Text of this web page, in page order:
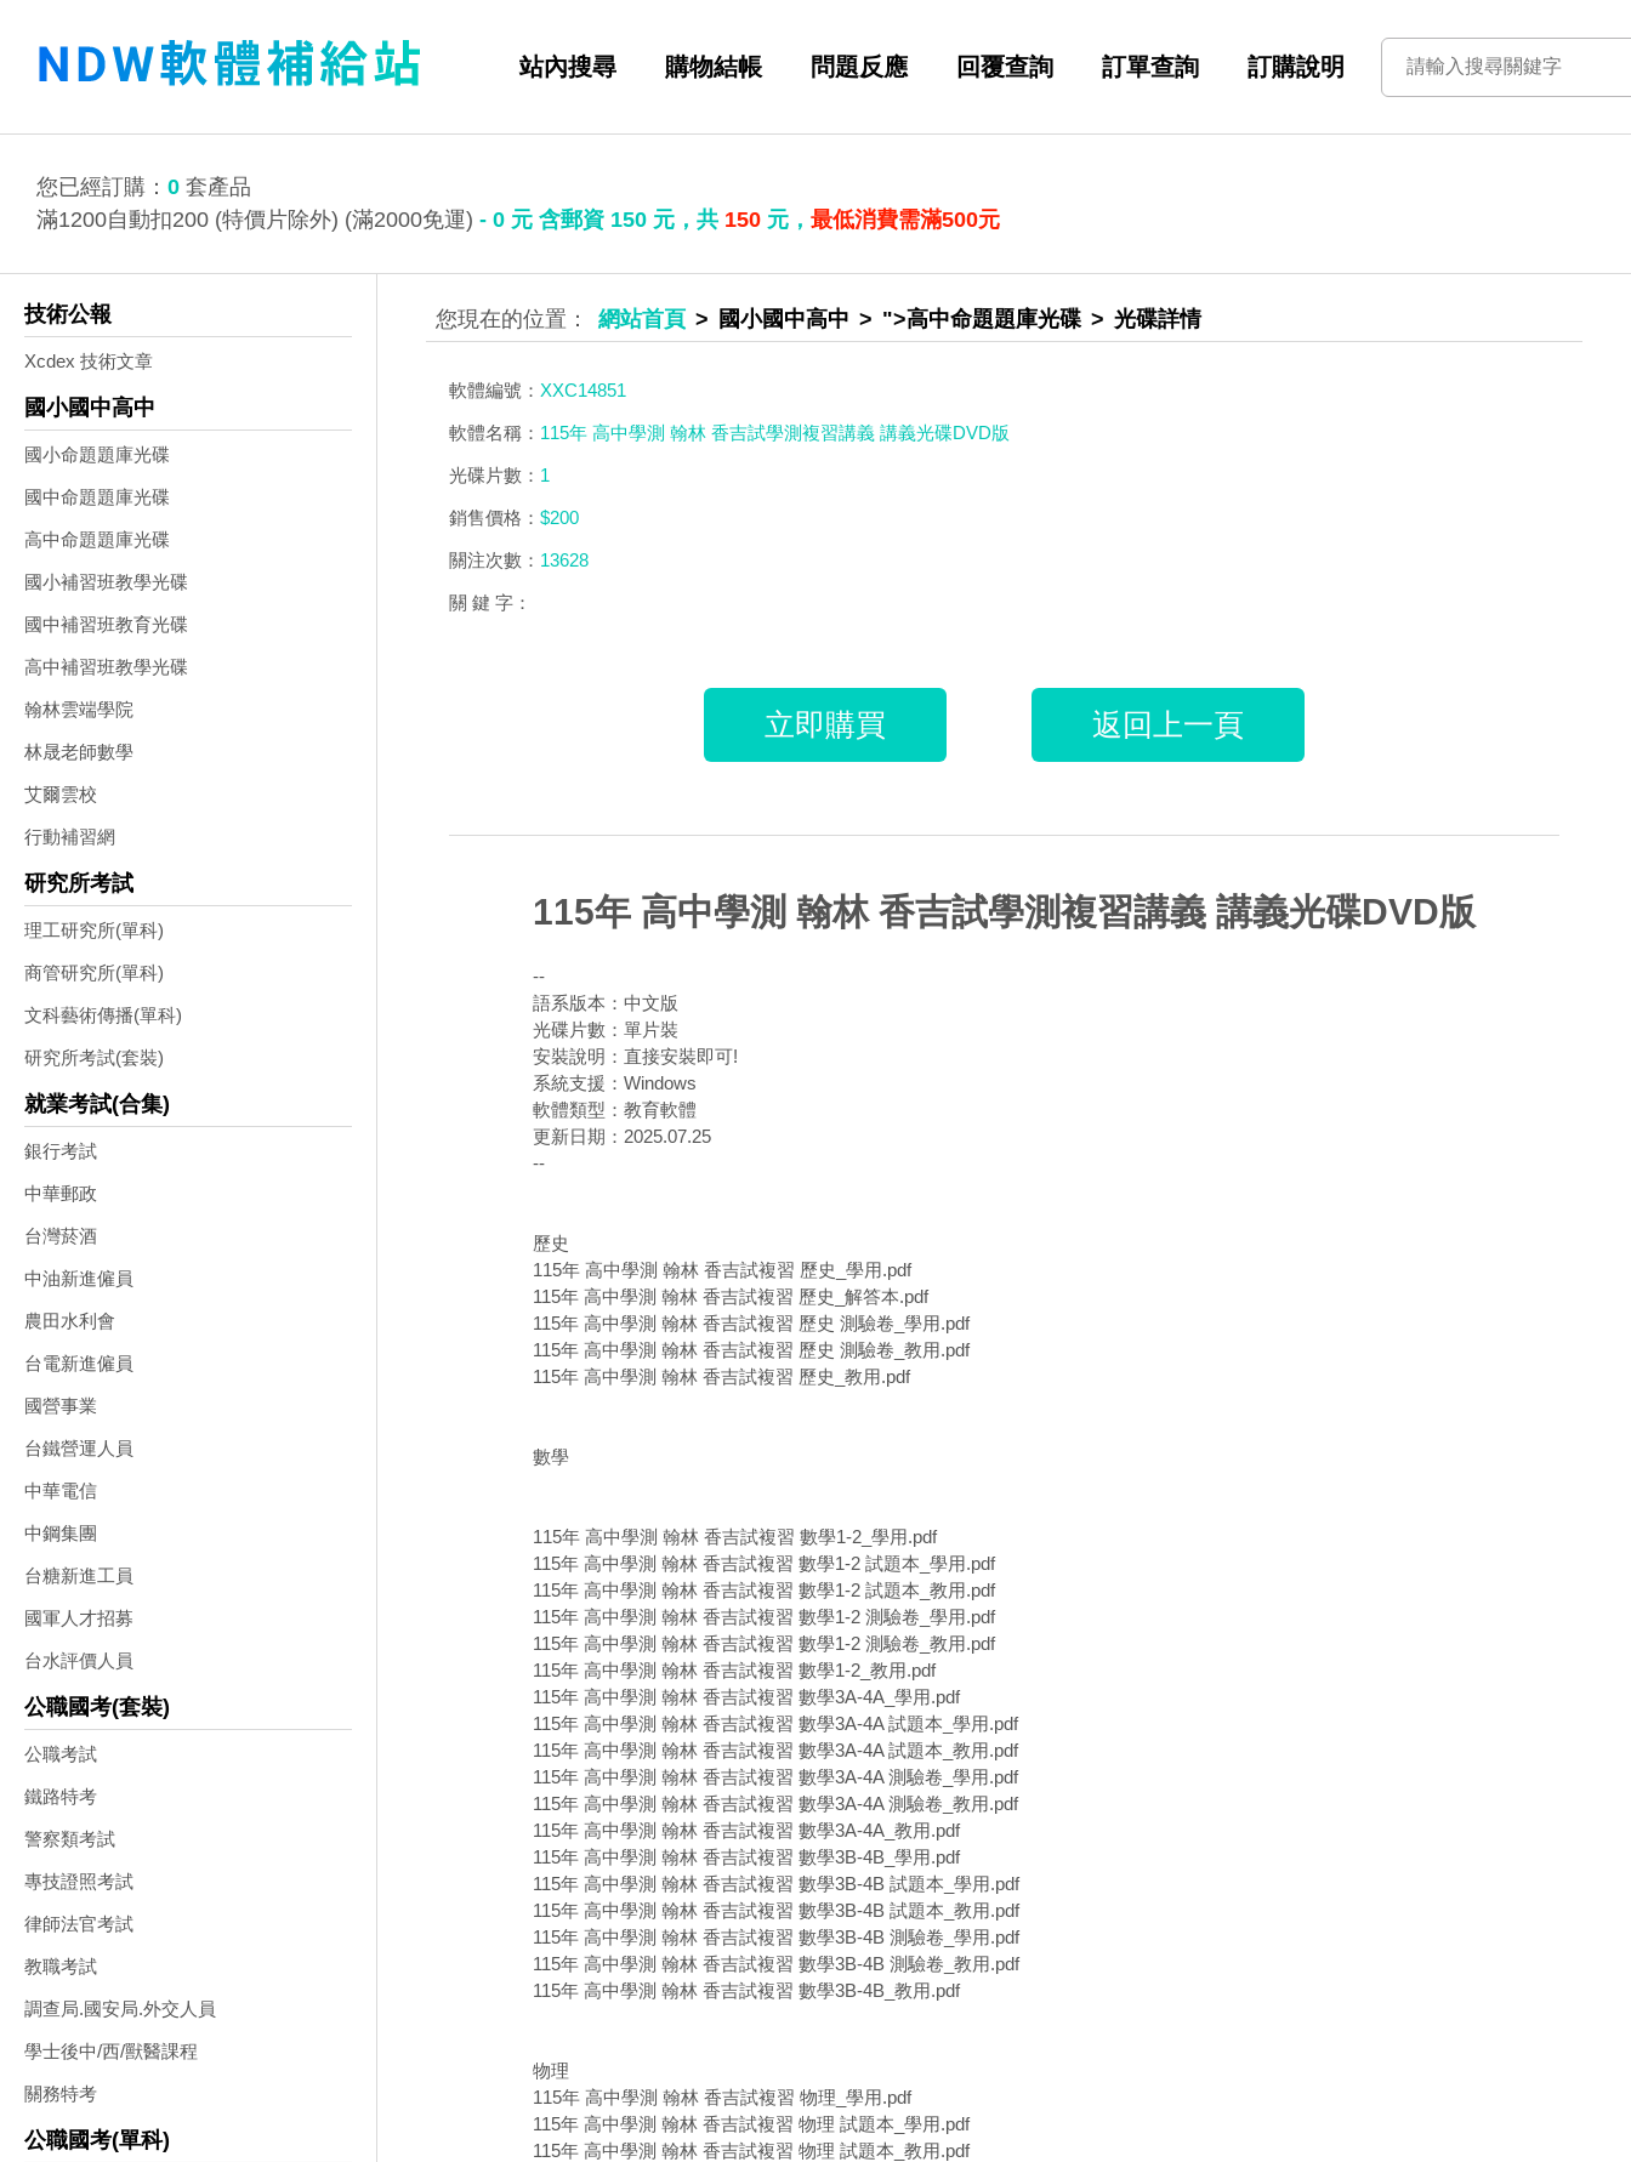
站內搜尋 購物結帳 問題反應 回覆查詢 訂單查詢 訂購說明
您已經訂購： 0 套產品
滿1200自動扣200 (特價片除外) (滿2000免運) - 0 元 含郵資 150 元，共 150 元， 最低消費需滿500元
技術公報
Xcdex 技術文章
國小國中高中
國小命題題庫光碟
國中命題題庫光碟
高中命題題庫光碟
國小補習班教學光碟
國中補習班教育光碟
高中補習班教學光碟
翰林雲端學院
林晟老師數學
艾爾雲校
行動補習網
研究所考試
理工研究所(單科)
商管研究所(單科)
文科藝術傳播(單科)
研究所考試(套裝)
就業考試(合集)
銀行考試
中華郵政
台灣菸酒
中油新進僱員
農田水利會
台電新進僱員
國營事業
台鐵營運人員
中華電信
中鋼集團
台糖新進工員
國軍人才招募
台水評價人員
公職國考(套裝)
公職考試
鐵路特考
警察類考試
專技證照考試
律師法官考試
教職考試
調查局.國安局.外交人員
學士後中/西/獸醫課程
關務特考
公職國考(單科)
網站首頁 國小國中高中 ">高中命題題庫光碟 光碟詳情
軟體編號：XXC14851
軟體名稱： 115年 高中學測 翰林 香吉試學測複習講義 講義光碟DVD版
光碟片數： 1
銷售價格：$200
關注次數： 13628
關 鍵 字：
立即購買 返回上一頁
115年 高中學測 翰林 香吉試學測複習講義 講義光碟DVD版
--
語系版本：中文版
光碟片數：單片裝
安裝說明：直接安裝即可!
系統支援：Windows
軟體類型：教育軟體
更新日期：2025.07.25
--
歷史
115年 高中學測 翰林 香吉試複習 歷史_學用.pdf
115年 高中學測 翰林 香吉試複習 歷史_解答本.pdf
115年 高中學測 翰林 香吉試複習 歷史 測驗卷_學用.pdf
115年 高中學測 翰林 香吉試複習 歷史 測驗卷_教用.pdf
115年 高中學測 翰林 香吉試複習 歷史_教用.pdf
數學
115年 高中學測 翰林 香吉試複習 數學1-2_學用.pdf
115年 高中學測 翰林 香吉試複習 數學1-2 試題本_學用.pdf
115年 高中學測 翰林 香吉試複習 數學1-2 試題本_教用.pdf
115年 高中學測 翰林 香吉試複習 數學1-2 測驗卷_學用.pdf
115年 高中學測 翰林 香吉試複習 數學1-2 測驗卷_教用.pdf
115年 高中學測 翰林 香吉試複習 數學1-2_教用.pdf
115年 高中學測 翰林 香吉試複習 數學3A-4A_學用.pdf
115年 高中學測 翰林 香吉試複習 數學3A-4A 試題本_學用.pdf
115年 高中學測 翰林 香吉試複習 數學3A-4A 試題本_教用.pdf
115年 高中學測 翰林 香吉試複習 數學3A-4A 測驗卷_學用.pdf
115年 高中學測 翰林 香吉試複習 數學3A-4A 測驗卷_教用.pdf
115年 高中學測 翰林 香吉試複習 數學3A-4A_教用.pdf
115年 高中學測 翰林 香吉試複習 數學3B-4B_學用.pdf
115年 高中學測 翰林 香吉試複習 數學3B-4B 試題本_學用.pdf
115年 高中學測 翰林 香吉試複習 數學3B-4B 試題本_教用.pdf
115年 高中學測 翰林 香吉試複習 數學3B-4B 測驗卷_學用.pdf
115年 高中學測 翰林 香吉試複習 數學3B-4B 測驗卷_教用.pdf
115年 高中學測 翰林 香吉試複習 數學3B-4B_教用.pdf
物理
115年 高中學測 翰林 香吉試複習 物理_學用.pdf
115年 高中學測 翰林 香吉試複習 物理 試題本_學用.pdf
115年 高中學測 翰林 香吉試複習 物理 試題本_教用.pdf